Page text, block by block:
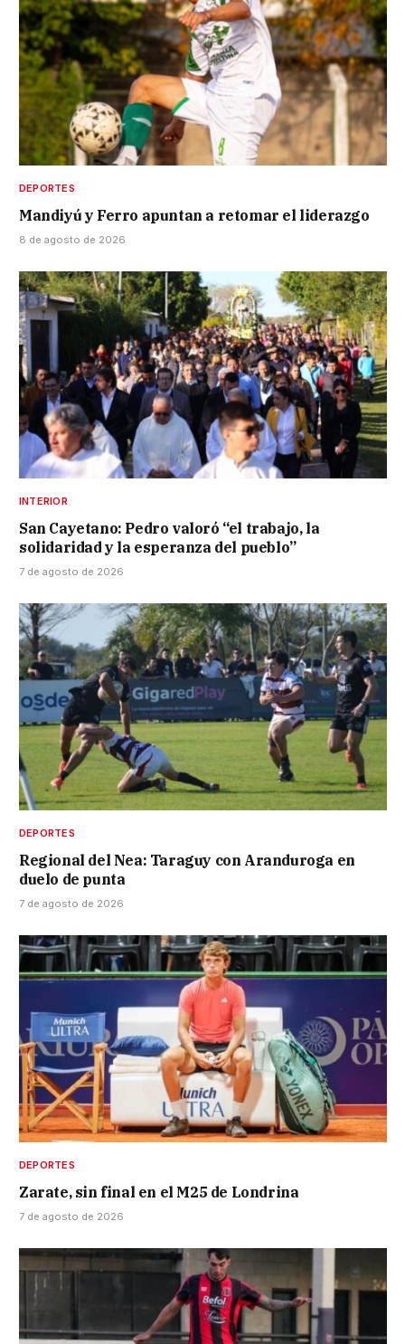
DEPORTES
Mandiyú y Ferro apuntan a retomar el liderazgo
8 de agosto de 2026
INTERIOR
San Cayetano: Pedro valoró “el trabajo, la
solidaridad y la esperanza del pueblo”
7 de agosto de 2026
DEPORTES
Regional del Nea: Taraguy con Aranduroga en
duelo de punta
7 de agosto de 2026
DEPORTES
Zarate, sin final en el M25 de Londrina
7 de agosto de 2026